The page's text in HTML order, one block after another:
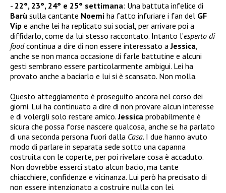
22°, 23°, 24° e 25° settimana: Una battuta infelice di
Barù sulla cantante Noemi ha fatto infuriare i fan del GF
Vip e anche lei ha replicato sui social, per arrivare poi a
diffidarlo, come da lui stesso raccontato. Intanto l’esperto di
foodcontinua a dire di non essere interessato aJessica,
anche se non manca occasione di farle battutine e alcuni
gesti sembrano essere particolarmente ambigui. Lei ha
provato anche a baciarlo e lui si è scansato. Non molla.
Questo atteggiamento è proseguito ancora nel corso dei
giorni. Lui ha continuato a dire di non provare alcun interesse
e di volergli solo restare amico.Jessica probabilmente è
sicura che possa forse nascere qualcosa, anche se ha parlato
di una seconda persona fuori dalla Casa. I due hanno avuto
modo di parlare in separata sede sotto una capanna
costruita con le coperte, per poi rivelare cosa è accaduto.
Non dovrebbe esserci stato alcun bacio, ma tante
chiacchiere, confidenze e vicinanza. Lui però ha precisato di
non essere intenzionato a costruire nulla con lei.